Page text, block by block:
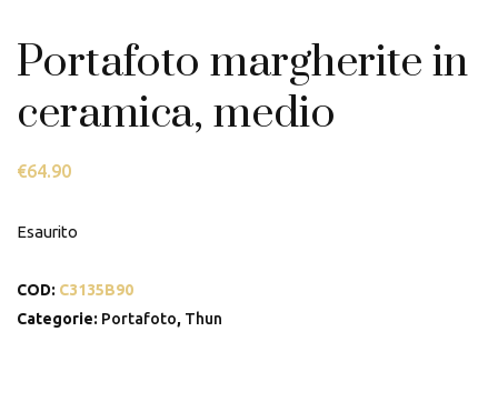
Portafoto margherite in
ceramica, medio
€64.90
Esaurito
COD: C3135B90
Categorie: Portafoto, Thun